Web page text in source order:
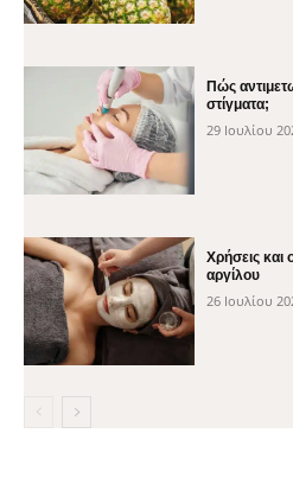
Πώς
στίγματα;
29 Ιουλίου
Χρήσεις και
αργίλου
26 Ιουλίου